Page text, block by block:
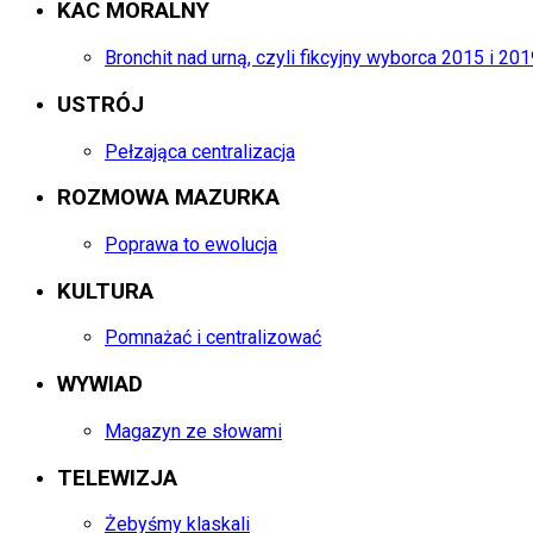
KAC MORALNY
Bronchit nad urną, czyli fikcyjny wyborca 2015 i
USTRÓJ
Pełzająca centralizacja
ROZMOWA MAZURKA
Poprawa to ewolucja
KULTURA
Pomnażać i centralizować
WYWIAD
Magazyn ze słowami
TELEWIZJA
Żebyśmy klaskali